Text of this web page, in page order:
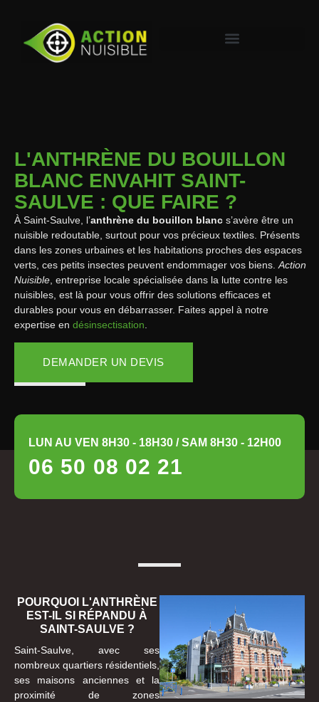
L'ANTHRÈNE DU BOUILLON
BLANC ENVAHIT SAINT-
SAULVE : QUE FAIRE ?
À Saint-Saulve, l’anthrène du bouillon blanc s’avère être un
nuisible redoutable, surtout pour vos précieux textiles. Présents
dans les zones urbaines et les habitations proches des espaces
verts, ces petits insectes peuvent endommager vos biens. Action
Nuisible , entreprise locale spécialisée dans la lutte contre les
nuisibles, est là pour vous offrir des solutions efficaces et
durables pour vous en débarrasser. Faites appel à notre
expertise en désinsectisation
DEMANDER UN DEVIS
LUN AU VEN 8H30 - 18H30 / SAM 8H30 - 12H00
06 50 08 02 21
POURQUOI L'ANTHRÈNE
EST-IL SI RÉPANDU À
SAINT-SAULVE ?
Saint-Saulve, avec ses
nombreux quartiers résidentiels,
ses maisons anciennes et la
proximité de zones